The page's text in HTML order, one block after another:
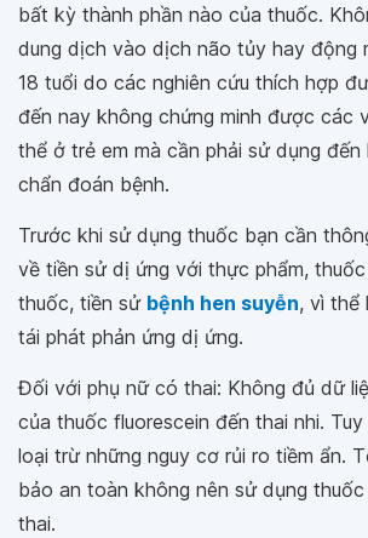
bất kỳ thành phần nào của thuốc.
dung dịch vào dịch não tủy hay động
18 tuổi do các nghiên cứu thích hợp
đến nay không chứng minh được các
thể ở trẻ em mà cần phải sử dụng
chẩn đoán bệnh.
Trước khi sử dụng thuốc bạn cần
về tiền sử dị ứng với thực phẩm,
thuốc, tiền sử bệnh hen suyễn, vì thể
tái phát phản ứng dị ứng.
Đối với phụ nữ có thai: Không đủ dữ
của thuốc fluorescein đến thai nhi.
loại trừ những nguy cơ rủi ro tiềm ẩn.
bảo an toàn không nên sử dụng
thai.